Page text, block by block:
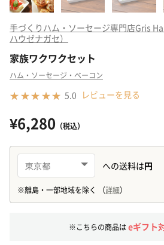
手づくりハム・ソーセージ専門店Gris
ハウゼナガセ）
家族ワクワクセット
ハム・ソーセージ・ベーコン
5.0 レビューを見る
¥6,280 （税込）
※こちらの商品はeギフト